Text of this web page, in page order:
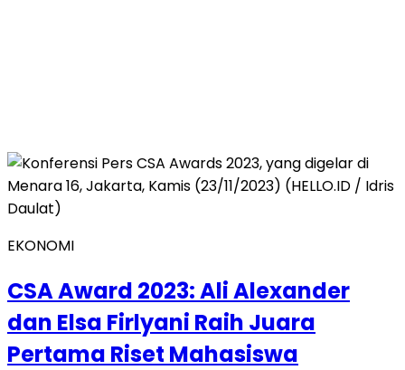
EKONOMI
CSA Award 2023: Ali Alexander
dan Elsa Firlyani Raih Juara
Pertama Riset Mahasiswa